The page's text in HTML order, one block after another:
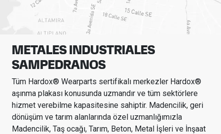
METALES INDUSTRIALES
SAMPEDRANOS
Tüm Hardox® Wearparts sertifikalı merkezler Hardox®
aşınma plakası konusunda uzmandır ve tüm sektörlere
hizmet verebilme kapasitesine sahiptir. Madencilik, geri
dönüşüm ve tarım alanlarında özel uzmanlığımızla
Madencilik, Taş ocağı, Tarım, Beton, Metal İşleri ve İnşaat